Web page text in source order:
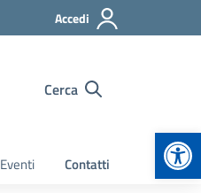
Accedi
Cerca
Eventi Contatti